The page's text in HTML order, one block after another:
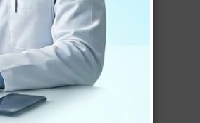
يعتبركتاب أطلس 9